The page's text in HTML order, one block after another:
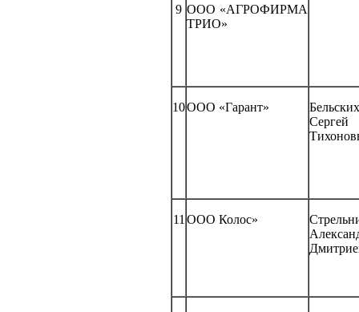
9 ООО «АГРОФИРМА
ТРИО»
10ООО «Гарант»
Бельских
Сергей
11 ООО Колос»